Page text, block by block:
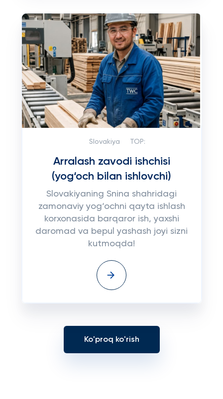
Slovakiya TOP:
Arralash zavodi ishchisi
(yog‘och bilan ishlovchi)
Slovakiyaning Sni­na shahridagi
zamonaviy yog‘ochni qayta ishlash
korxonasida barqaror ish, yaxshi
daromad va bepul yashash joyi sizni
kutmoqda!
Ko'proq ko'rish